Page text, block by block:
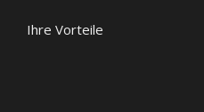
Ihre Vorteile